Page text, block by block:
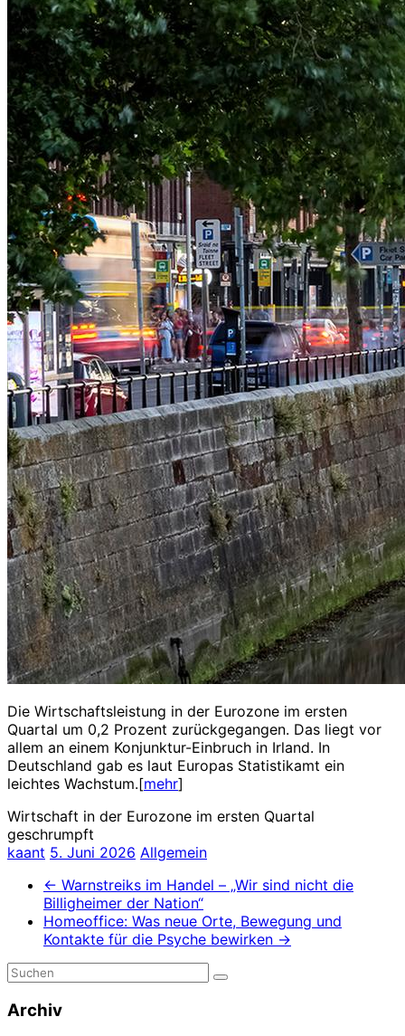
Die Wirtschaftsleistung in der Eurozone im ersten
Quartal um 0,2 Prozent zurückgegangen. Das liegt vor
allem an einem Konjunktur-Einbruch in Irland. In
Deutschland gab es laut Europas Statistikamt ein
leichtes Wachstum.[mehr]
Wirtschaft in der Eurozone im ersten Quartal
geschrumpft
kaant 5. Juni 2026 Allgemein
← Warnstreiks im Handel – „Wir sind nicht die
Billigheimer der Nation“
Homeoffice: Was neue Orte, Bewegung und
Kontakte für die Psyche bewirken →
Archiv